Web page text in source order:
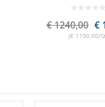
€ 1240,00 €
(€ 1190,00/